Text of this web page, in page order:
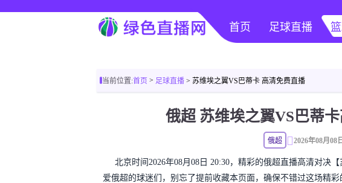
首页 足球直播
当前位置:首页 > 足球直播 > 苏维埃之翼VS巴蒂卡 高清免费直播
俄超 苏维埃之翼VS巴蒂
俄超 2026年08月08
北京时间2026年08月08日 20:30，精彩的俄超直播高清对决
爱俄超的球迷们，别忘了提前收藏本页面，确保不错过这场精